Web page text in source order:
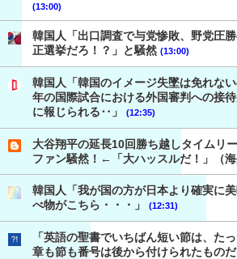
(13:00)
韓国人「出口調査で与党惨敗、野党圧
正選挙だろ！？」と騒然 (13:00)
韓国人「韓国のイメージ失墜は免れな
年の国際試合における外国審判への接
に報じられる‥」
(12:35)
大谷翔平の延長10回勝ち越しタイムリ
ファン騒然！←「大ハッスルだ！」（海
韓国人「我が国の方が日本より確実に
べ物がこちら・・・」
(12:31)
「英語の聖書でいちばん短い節は、た
章も節も番号は後から付けられたもの